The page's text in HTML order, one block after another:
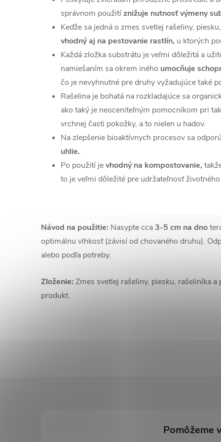
správnom použitíznižuje nutnosť výmeny
Keďže sa jedná o zmes svetlej rašeliny,
vhodný aj na pestovanie rastlín, u ktorých
Každá zložka substrátu je veľmi dôležitá a
namiešaním sa okrem iného umocňuje
čo je nevyhnutné pre druhy vyžadujúce také
Rašelina je bohatá na rozkladajúce sa
ako taký je neoceniteľným pomocníkom pri
vrchnej časti pokožky, a to nielen u hadov.
Na zlepšenie bioaktívnych procesov sa
uhlie.
Po použití jevhodný na kompostovanie,
to je veľmi dôležité pre udržateľnosť
Návod na použitie: Nasypte cca3-5 cm na dno
optimálnu vlhkosť (závisí od chovaného druhu).
alebo podľa potreby.
Zloženie: Zmes svetlej rašeliny, piesku, rašeliníka
produkt.